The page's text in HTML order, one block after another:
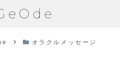
オラクルメッセージ